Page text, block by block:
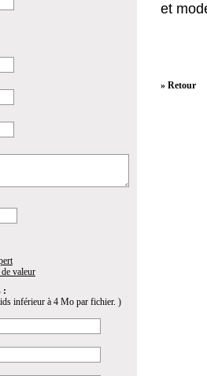
valeur
:
inférieur à 4 Mo par fichier. )
et
» Retour